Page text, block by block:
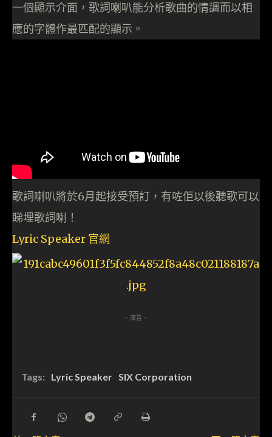
一個顯示介面，歌詞喇叭能分析歌曲的情調而以相
應的字體作最匹配的顯示。
歌詞喇叭將於6月起接受預訂，有咗佢以後聽歌可以
睇埋歌詞喇！
Lyric Speaker 官網
- 廣告 -
Tags: Lyric Speaker SIX Corporation